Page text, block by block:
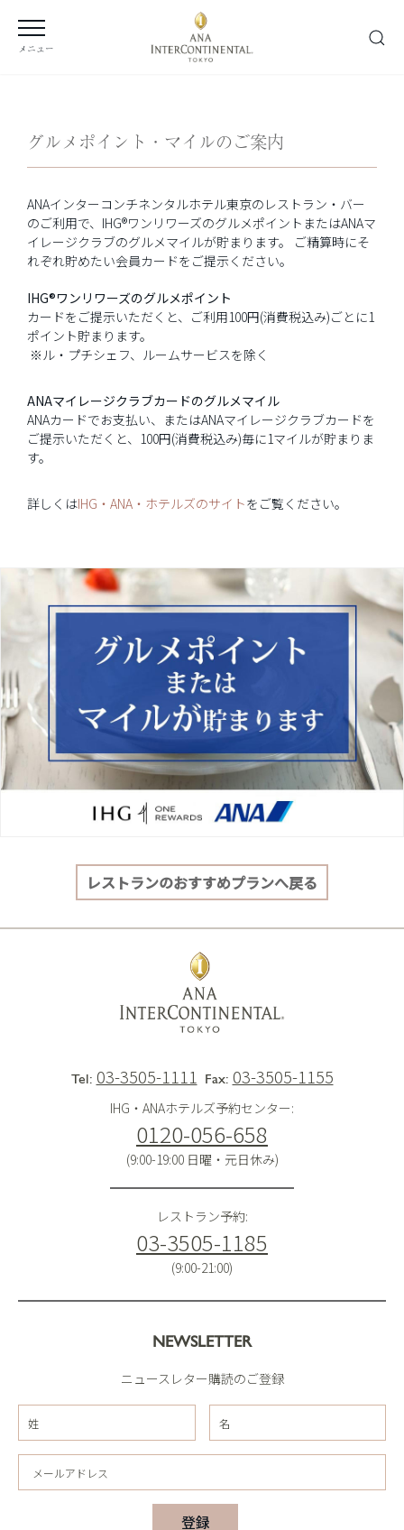
メニュー
グルメポイント・マイルのご案内
ANAインターコンチネンタルホテル東京のレストラン・バー
のご利用で、IHG®ワンリワーズのグルメポイントまたはANAマ
イレージクラブのグルメマイルが貯まります。 ご精算時にそ
れぞれ貯めたい会員カードをご提示ください。
IHG®ワンリワーズのグルメポイント
カードをご提示いただくと、ご利用100円(消費税込み)ごとに1
ポイント貯まります。
※ル・プチシェフ、ルームサービスを除く
ANAマイレージクラブカードのグルメマイル
ANAカードでお支払い、またはANAマイレージクラブカードを
ご提示いただくと、100円(消費税込み)毎に1マイルが貯まりま
す。
詳しくはIHG・ANA・ホテルズのサイトをご覧ください。
レストランのおすすめプランへ戻る
Tel: 03-3505-1111 Fax: 03-3505-1155
IHG・ANAホテルズ予約センター:
0120-056-658
(9:00-19:00 日曜・元日休み)
レストラン予約:
03-3505-1185
(9:00-21:00)
NEWSLETTER
ニュースレター購読のご登録
登録